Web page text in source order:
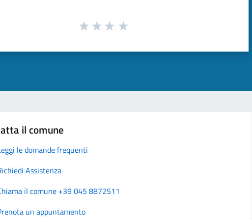
il comune
le domande frequenti
Assistenza
il comune +39 045 8872511
un appuntamento